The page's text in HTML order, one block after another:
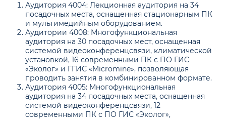
Аудитория 4004: Лекционная аудитория на 34
посадочных места, оснащенная стационарным ПК
и мультимедийным оборудованием.
Аудитории 4008: Многофункциональная
аудитория на 30 посадочных мест, оснащенная
системой видеоконференцсвязи, климатической
установкой, 16 современными ПК с ПО ГИС
«Эколог» и ГГИС «Micromine», позволяющая
проводить занятия в комбинированном формате.
Аудитория 4005: Многофункциональная
аудитория на 34 посадочных места, оснащенная
системой видеоконференцсвязи, 12
современными ПК с ПО ГИС «Эколог»,